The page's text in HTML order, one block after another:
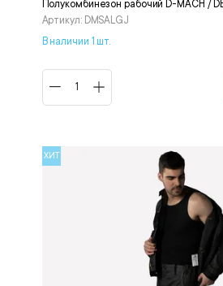
Полукомбинезон рабочий D-MACH /
Артикул: DMSALGJ
В наличии 1 шт.
ХИТ